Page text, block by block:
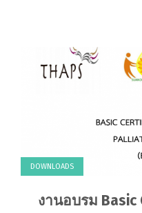
DOWNLOADS
งานอบรม